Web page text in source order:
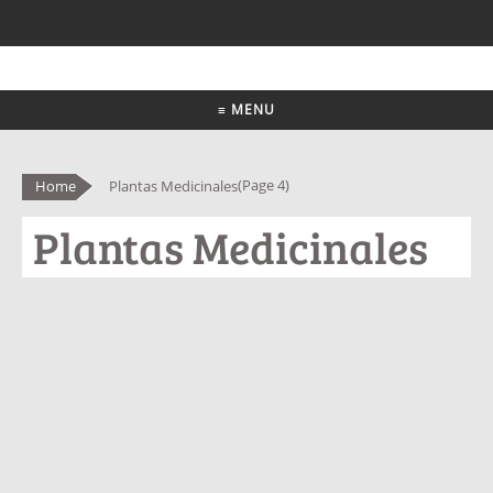
≡ MENU
Home Plantas Medicinales(Page 4)
Plantas Medicinales